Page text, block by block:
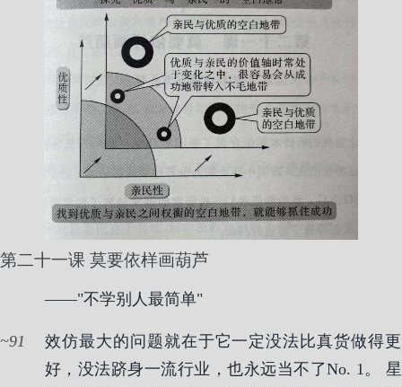
第二十一课 莫要依样画葫芦
——"不学别人最简单"
91
效仿最大的问题就在于它一定没法比真货做得更
好，没法跻身一流行业，也永远当不了No. 1。 星